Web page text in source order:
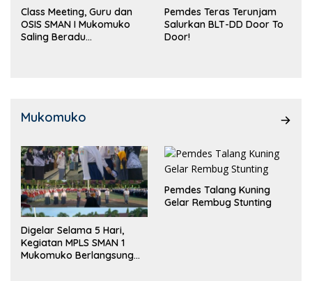
Class Meeting, Guru dan
OSIS SMAN I Mukomuko
Saling Beradu
Pemdes Teras Terunjam
Salurkan BLT-DD Door To
Door!
Mukomuko
Digelar Selama 5 Hari,
Kegiatan MPLS SMAN 1
Mukomuko Berlangsung
Pemdes Talang Kuning
Gelar Rembug Stunting